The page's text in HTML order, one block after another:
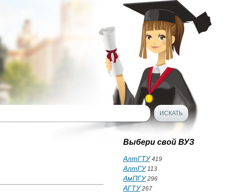
Выбери свой ВУЗ
АлтГТУ419
АлтГУ113
АмПГУ296
АГТУ267